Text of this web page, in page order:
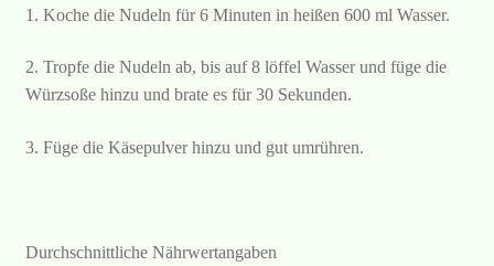
1. Koche die Nudeln für 6 Minuten in heißen 600 ml Wasser.
2. Tropfe die Nudeln ab, bis auf 8 löffel Wasser und füge die
Würzsoße hinzu und brate es für 30 Sekunden.
3. Füge die Käsepulver hinzu und gut umrühren.
Durchschnittliche Nährwertangaben